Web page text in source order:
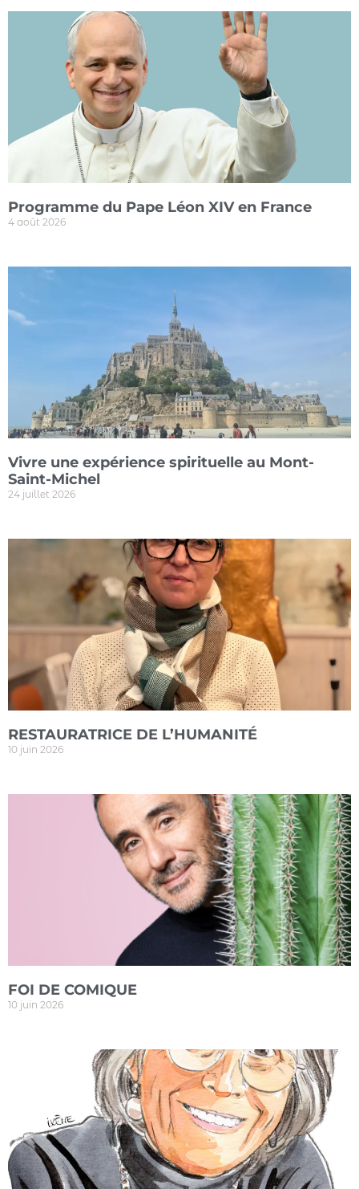
Programme du Pape Léon XIV en France
4 août 2026
Vivre une expérience spirituelle au Mont-
Saint-Michel
24 juillet 2026
RESTAURATRICE DE L’HUMANITÉ
10 juin 2026
FOI DE COMIQUE
10 juin 2026